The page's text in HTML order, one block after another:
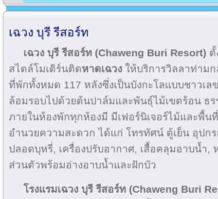
เฉวง บุรี รีสอร์ท
เฉวง บุรี รีสอร์ท (Chaweng Buri Resort) ตั้
สไตล์โมเดิร์นติดหาดเฉวง ให้บริการวิลลาท่าม
ที่พักทั้งหมด 117 หลังซึ่งเป็นบังกะโลแบบชาวเล
ล้อมรอบไปด้วยต้นปาล์มและพันธุ์ไม้เขตร้อน ธ
ภายในห้องพักทุกห้องมี มีเฟอร์นิเจอร์ไม้และพื้น
อำนวยความสะดวก ได้แก่ โทรทัศน์ ตู้เย็น อุปก
ปลอดบุหรี่, เครื่องปรับอากาศ, เสื้อคลุมอาบน้ำ,
ส่วนตัวพร้อมอ่างอาบน้ำและฝักบัว
โรงแรมเฉวง บุรี รีสอร์ท (Chaweng Buri